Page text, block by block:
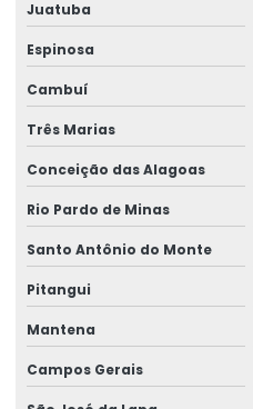
Juatuba
Espinosa
Cambuí
Três Marias
Conceição das Alagoas
Rio Pardo de Minas
Santo Antônio do Monte
Pitangui
Mantena
Campos Gerais